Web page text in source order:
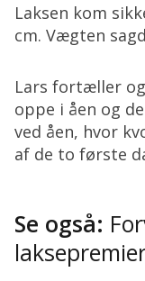
Laksen kom
cm. Vægten
Lars fortæller
oppe i åen og
ved åen, hvor
af de to første
Se også: